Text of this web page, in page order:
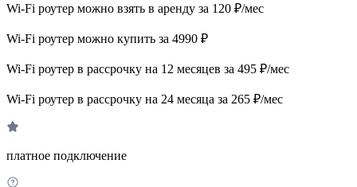
Wi-Fi роутер можно взять в аренду за 120 ₽/мес
Wi-Fi роутер можно купить за 4990 ₽
Wi-Fi роутер в рассрочку на 12 месяцев за 495 ₽/мес
Wi-Fi роутер в рассрочку на 24 месяца за 265 ₽/мес
платное подключение